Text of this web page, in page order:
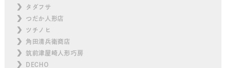
タダフサ
つだか人形店
ツチノヒ
角田清兵衛商店
筑前津屋崎人形巧房
DECHO